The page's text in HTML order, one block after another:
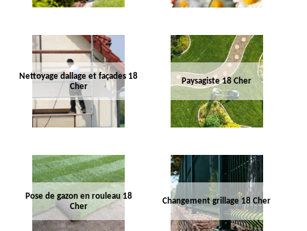
Nettoyage dallage et façades 18
Cher
Paysagiste 18 Cher
Pose de gazon en rouleau 18
Cher
Changement grillage 18 Cher